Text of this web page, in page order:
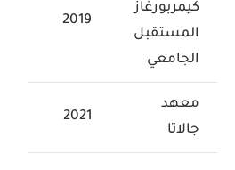
كيمربورغاز
المستقبل
الجامعي
2019
معهد
جالاتا
2021